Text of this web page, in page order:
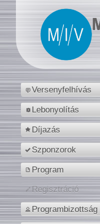
Versenyfelhívás
Lebonyolítás
Díjazás
Szponzorok
Program
Regisztráció
Programbizottság